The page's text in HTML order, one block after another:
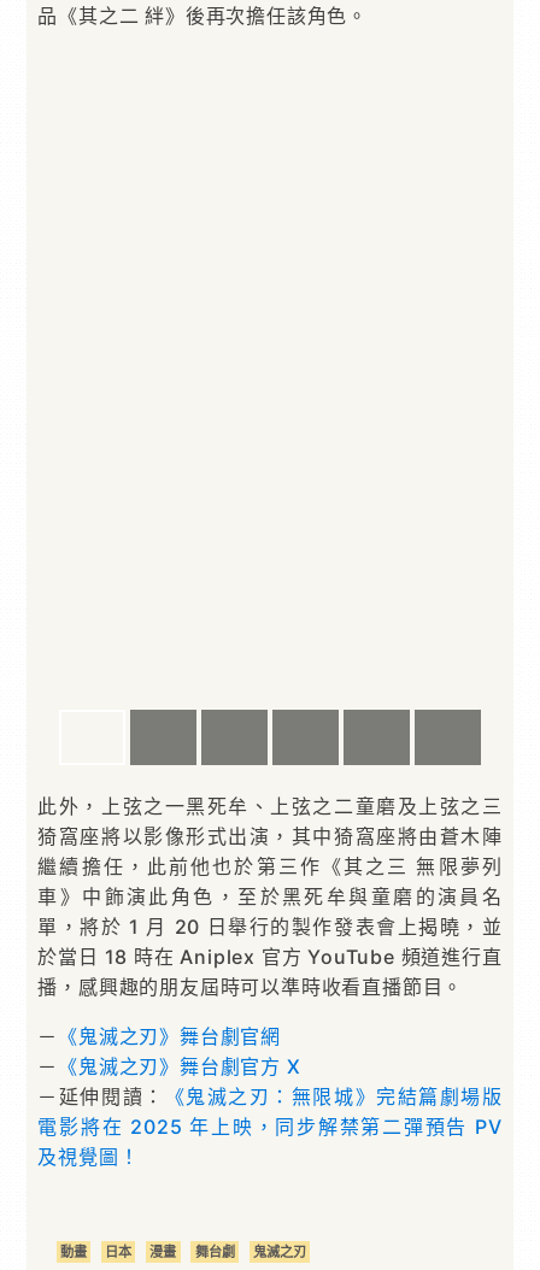
品《其之二 絆》後再次擔任該角色。
此外，上弦之一黑死牟、上弦之二童磨及上弦之三
猗窩座將以影像形式出演，其中猗窩座將由蒼木陣
繼續擔任，此前他也於第三作《其之三 無限夢列
車》中飾演此角色，至於黑死牟與童磨的演員名
單，將於 1 月 20 日舉行的製作發表會上揭曉，並
於當日 18 時在 Aniplex 官方 YouTube 頻道進行直
播，感興趣的朋友屆時可以準時收看直播節目。
－ 《鬼滅之刃》舞台劇官網
－ 《鬼滅之刃》舞台劇官方 X
－延伸閱讀：
《鬼滅之刃：無限城》完結篇劇場版
電影將在 2025 年上映，同步解禁第二彈預告 PV
及視覺圖！
動畫 日本 漫畫 舞台劇 鬼滅之刃